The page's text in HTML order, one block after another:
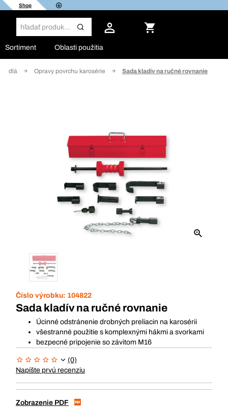
Shop
Sortiment Oblasti použitia
Opravy povrchu karosérie Sada kladív na ručné rovnanie
Číslo výrobku: 104822
Sada kladív na ručné rovnanie
Úcinné odstránenie drobných preliacin na karosérii
všestranné použitie s komplexnými hákmi a svorkami
bezpecné pripojenie so závitom M16
(0)
Napíšte prvú recenziu
Zobrazenie PDF